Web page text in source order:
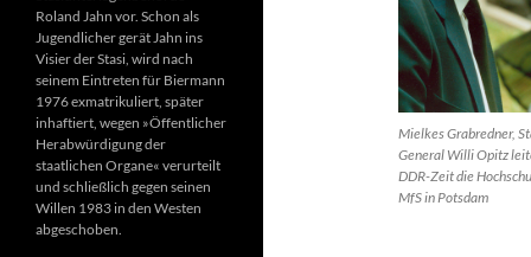
Mielkes Grabredner,
General Willi Opitz
DDR-Zeit die
MfS in Potsdam
Roland Jahn vor. Schon als
Jugendlicher gerät Jahn ins
Visier der Stasi, wird nach
seinem Eintreten für Biermann
1976 exmatrikuliert, später
inhaftiert, wegen »Öffentlicher
Herabwürdigung der
staatlichen Organe« verurteilt
und schließlich gegen seinen
Willen 1983 in den Westen
abgeschoben.